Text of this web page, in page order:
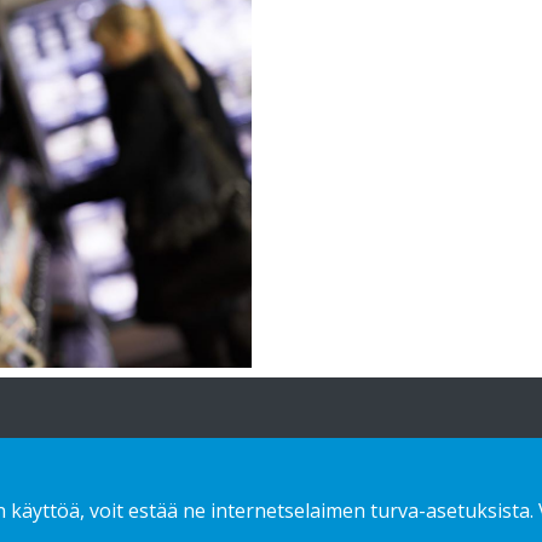
Mitä tarjoamme
Sustainable choice
Ota yhteyttä!
Tietosuojaseloste
käyttöä, voit estää ne internetselaimen turva-